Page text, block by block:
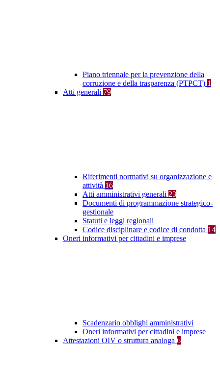
Piano triennale per la prevenzione della
corruzione e della trasparenza (PTPCT) 1
Atti generali 79
Riferimenti normativi su organizzazione e
attività 16
Atti amministrativi generali 23
Documenti di programmazione strategico-
gestionale
Statuti e leggi regionali
Codice disciplinare e codice di condotta 14
Oneri informativi per cittadini e imprese
Scadenzario obblighi amministrativi
Oneri informativi per cittadini e imprese
Attestazioni OIV o struttura analoga 6